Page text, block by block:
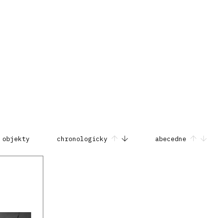
objekty chronologicky abecedne